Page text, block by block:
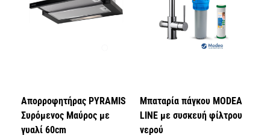
Απορροφητήρας PYRAMIS
Συρόμενος Μαύρος με
γυαλί 60cm
Μπαταρία πάγκου MODEA
LINE με συσκευή φίλτρου
νερού